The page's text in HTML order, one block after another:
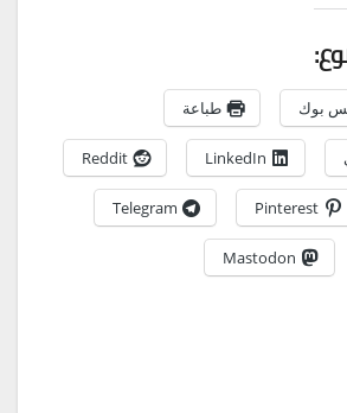
بوك طباعة
LinkedIn
Reddit
Pinterest
Telegram
Mastodon